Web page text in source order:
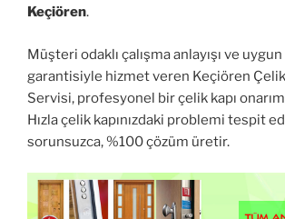
Keçiören.
Müşteri odaklı çalışma anlayışı ve
garantisiyle hizmet veren Keçiören Çelik
Servisi, profesyonel bir çelik kapı
Hızla çelik kapınızdaki problemi tespit
sorunsuzca, %100 çözüm üretir.